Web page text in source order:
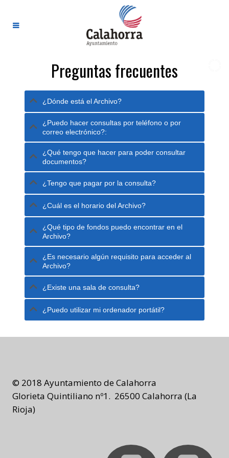
Preguntas frecuentes
¿Dónde está el Archivo?
¿Puedo hacer consultas por teléfono o por
correo electrónico?:
¿Qué tengo que hacer para poder consultar
documentos?
¿Tengo que pagar por la consulta?
¿Cuál es el horario del Archivo?
¿Qué tipo de fondos puedo encontrar en el
Archivo?
¿Es necesario algún requisito para acceder al
Archivo?
¿Existe una sala de consulta?
¿Puedo utilizar mi ordenador portátil?
© 2018 Ayuntamiento de Calahorra
Glorieta Quintiliano nº1. 26500 Calahorra (La
Rioja)